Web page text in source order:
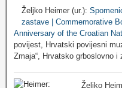
Željko Heimer (ur.):
zastave | Commemorative
Anniversary of the Croatian
povijest, Hrvatski povijesni
Zmaja“, Hrvatsko grboslovno i
Željko